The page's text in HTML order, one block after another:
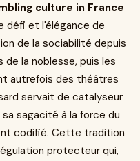
culture in France
défi et l'élégance de
de la sociabilité depuis
de la noblesse, puis les
autrefois des théâtres
servait de catalyseur
sagacité à la force du
codifié. Cette tradition
protecteur qui,